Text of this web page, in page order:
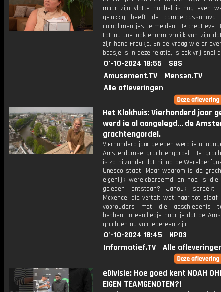
maar zijn vlotte babbel is nog even
gelukkig heeft de
complimentjes te melden. De creatieve
tot nu toe ook enorm vrolijk van zijn
zijn hond Froukje. En de vraag wie er
baasje is in deze relatie, is ook vrij snel
01-10-2024 18:55
SBS
Amusement.TV
Mensen.TV
Alle afleveringen
Het Klokhuis: Vierhonderd jaar
werd ie al aangelegd... de
grachtengordel.
Vierhonderd jaar geleden werd ie al
Amsterdamse grachtengordel. De
is zo bijzonder dat hij op de
Unesco staat. Maar waarom is de
eigenlijk wereldberoemd en hoe is
geleden ontstaan? Janouk
Maxence, die vertelt wat haar tot slaaf
voorouders met die geschiedenis
hebben. In een liedje hoor je dat de
grachten nu van iedereen zijn.
01-10-2024 18:45
NPO3
Informatief.TV
Alle
eDivisie: Hoe goed kent NOAH
EIGEN TEAMGENOTEN?!